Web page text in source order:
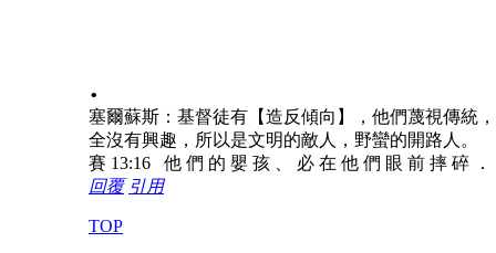
.
塞爾蘇斯：基督徒有【造反傾向】，他們蔑視傳統
全沒有興趣，所以是文明的敵人，野蠻的開路人。
賽 13:16 他 們 的 嬰 孩 、 必 在 他 們 眼 前 摔 碎
回覆 引用
TOP